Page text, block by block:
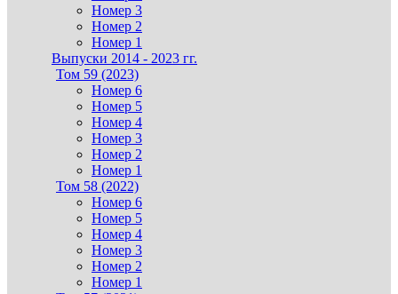
Номер 3
Номер 2
Номер 1
Выпуски 2014 - 2023 гг.
Том 59 (2023)
Номер 6
Номер 5
Номер 4
Номер 3
Номер 2
Номер 1
Том 58 (2022)
Номер 6
Номер 5
Номер 4
Номер 3
Номер 2
Номер 1